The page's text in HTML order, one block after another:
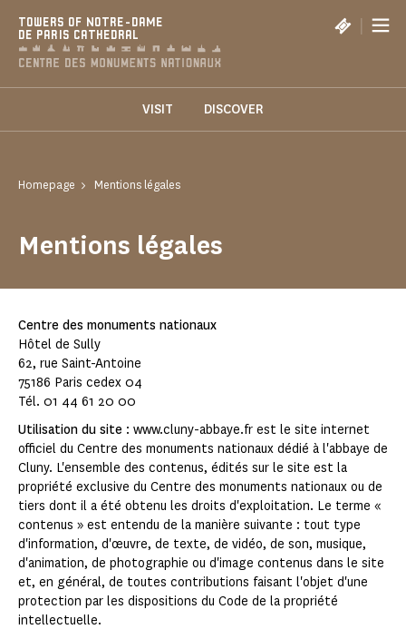
TOWERS OF NOTRE-DAME
DE PARIS CATHEDRAL
|
VISIT DISCOVER
Homepage Mentions légales
Mentions légales
Centre des monuments nationaux
Hôtel de Sully
62, rue Saint-Antoine
75186 Paris cedex 04
Tél. 01 44 61 20 00
Utilisation du site : www.cluny-abbaye.fr est le site internet
officiel du Centre des monuments nationaux dédié à l'abbaye de
Cluny. L'ensemble des contenus, édités sur le site est la
propriété exclusive du Centre des monuments nationaux ou de
tiers dont il a été obtenu les droits d'exploitation. Le terme «
contenus » est entendu de la manière suivante : tout type
d'information, d'œuvre, de texte, de vidéo, de son, musique,
d'animation, de photographie ou d'image contenus dans le site
et, en général, de toutes contributions faisant l'objet d'une
protection par les dispositions du Code de la propriété
intellectuelle.